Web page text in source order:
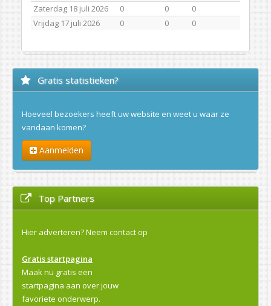
Zaterdag 18 juli 2026
0 0
0
Vrijdag 17 juli 2026
0 0 0
Gratis statistieken?
Hoeveel bezoekers heeft uw website en weet u waar ze
vandaan komen?
Aanmelden
Top Partners
Hier adverteren?Neem contact op
Gratis startpagina
Maak nu gratis een
startpagina aan over jouw
favoriete onderwerp.